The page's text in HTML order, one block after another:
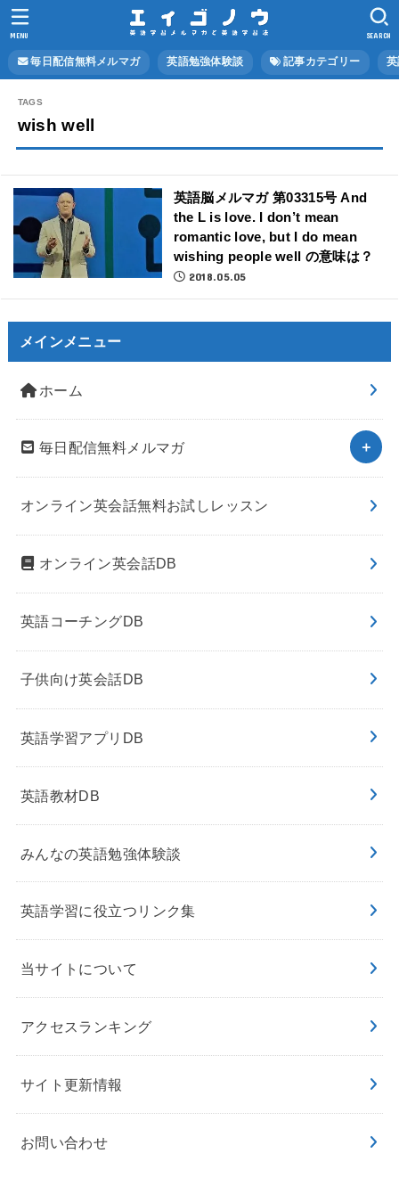
毎日配信無料メルマガ 英語勉強体験談 記事カテゴリー
SEARCH
MENU
wish well
英語脳メルマガ 第03315号 And
the L is love. I don’t mean
romantic love, but I do mean
wishing people well の意味は？
2018.05.05
メインメニュー
ホーム
毎日配信無料メルマガ
オンライン英会話無料お試しレッスン
オンライン英会話DB
英語コーチングDB
子供向け英会話DB
英語学習アプリDB
英語教材DB
みんなの英語勉強体験談
英語学習に役立つリンク集
当サイトについて
アクセスランキング
サイト更新情報
お問い合わせ